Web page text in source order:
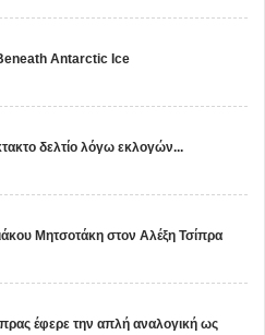
Antarctic Ice
δελτίο λόγω εκλογών...
Μητσοτάκη στον Αλέξη Τσίπρα
έφερε την απλή αναλογική ως